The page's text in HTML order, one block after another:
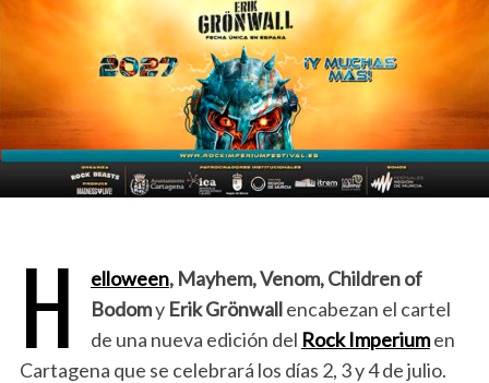
H elloween, Mayhem, Venom, Children of
Bodomy Erik Grönwallencabezan el cartel
de una nueva edición del Rock Imperiumen
Cartagena que se celebrará los días 2, 3 y 4 de julio.